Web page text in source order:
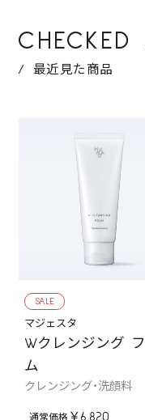
CHECKED
最近見た商品
SALE
マジェスタ
Wクレンジング
ム
クレンジング・洗顔料
￥6,820